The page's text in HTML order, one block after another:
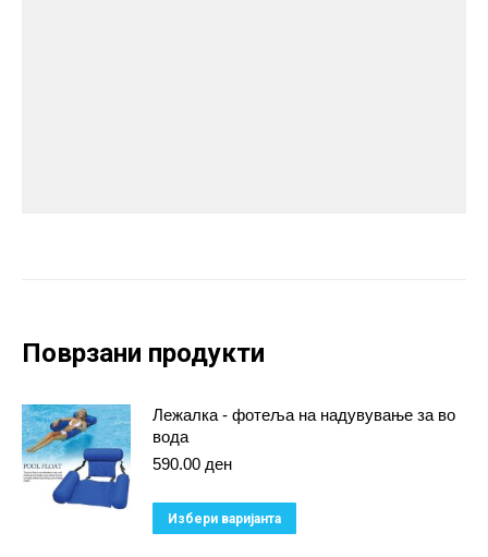
Поврзани продукти
Лежалка - фотеља на надувување за во
вода
590.00 ден
Избери варијанта